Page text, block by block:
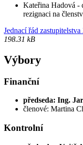
Kateřina Hadová -
rezignaci na
Jednací řád
198.31 kB
Výbory
Finanční
předseda: Ing.
členové: Martina
Kontrolní